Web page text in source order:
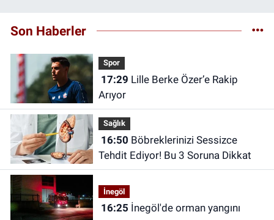
Son Haberler
Spor
17:29
Arıyor
Sağlık
16:50
Tehdit Ediyor! Bu 3 Soruna Dikkat
İnegöl
16:25 İnegöl'de orman yangını